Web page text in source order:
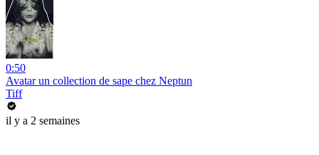
0:50
Avatar un collection de sape chez Neptun
Tiff
il y a 2 semaines